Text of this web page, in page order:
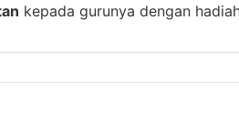
kepada gurunya dengan